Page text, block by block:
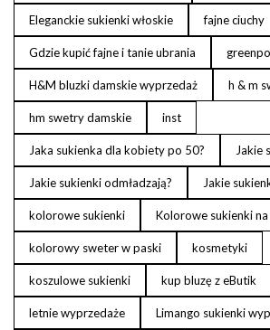
Eleganckie sukienki włoskie fajne ciuchy
Gdzie kupić fajne i tanie ubrania
H&M bluzki damskie wyprzedaż h & m
hm swetry damskie inst
Jaka sukienka dla kobiety po 50? Jakie
Jakie sukienki odmładzają? Jakie
kolorowe sukienki Kolorowe sukienki
kolorowy sweter w paski kosmetyki
koszulowe sukienki kup bluzę z eButik
letnie wyprzedaże Limango sukienki